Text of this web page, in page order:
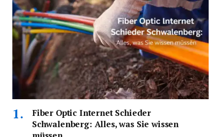
Fiber Optic Internet Schieder
Schwalenberg: Alles, was Sie wissen